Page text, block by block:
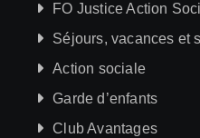
FO Justice Action
Séjours, vacances et
Action sociale
Garde d’enfants
Club Avantages